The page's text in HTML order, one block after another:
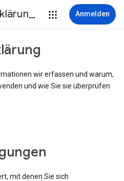
Datenschutzerklärung & Nutzungsbedingungen Anmelden
wir erfassen und warum,
und wie Sie sie überprüfen
mit denen Sie sich